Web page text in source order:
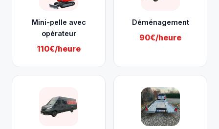
Mini-pelle avec
opérateur
110€/heure
Déménagement
90€/heure